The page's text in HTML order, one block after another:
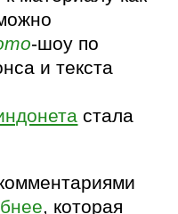
-шоу по
и текста
стала
, которая